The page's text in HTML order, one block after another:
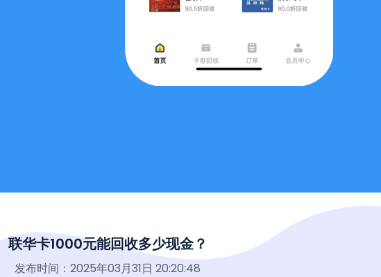
联华卡1000元能回收多少现金？
发布时间：2025年03月31日 20:20:48